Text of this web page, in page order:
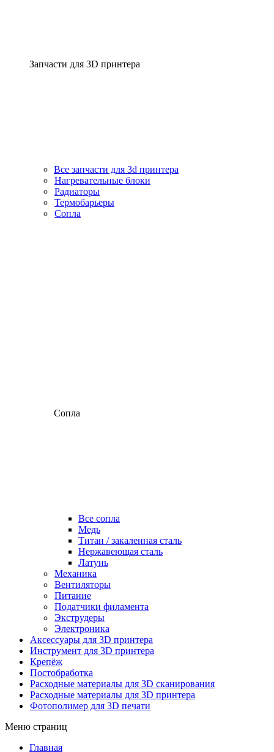
Запчасти для 3D принтера
Все запчасти для 3d принтера
Нагревательные блоки
Радиаторы
Термобарьеры
Сопла
Сопла
Все сопла
Медь
Титан / закаленная сталь
Нержавеющая сталь
Латунь
Механика
Вентиляторы
Питание
Податчики филамента
Экструдеры
Электроника
Аксессуары для 3D принтера
Инструмент для 3D принтера
Крепёж
Постобработка
Расходные материалы для 3D сканирования
Расходные материалы для 3D принтера
Фотополимер для 3D печати
Меню страниц
Главная